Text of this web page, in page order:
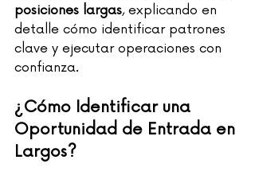
posiciones largas, explicando en
detalle cómo identificar patrones
clave y ejecutar operaciones con
confianza.
¿Cómo Identificar una
Oportunidad de Entrada en
Largos?